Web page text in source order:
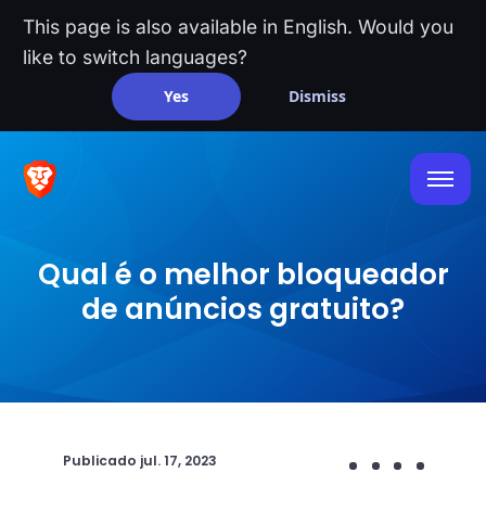
This page is also available in English. Would you
like to switch languages?
Yes Dismiss
Qual é o melhor bloqueador
de anúncios gratuito?
Publicado jul. 17, 2023